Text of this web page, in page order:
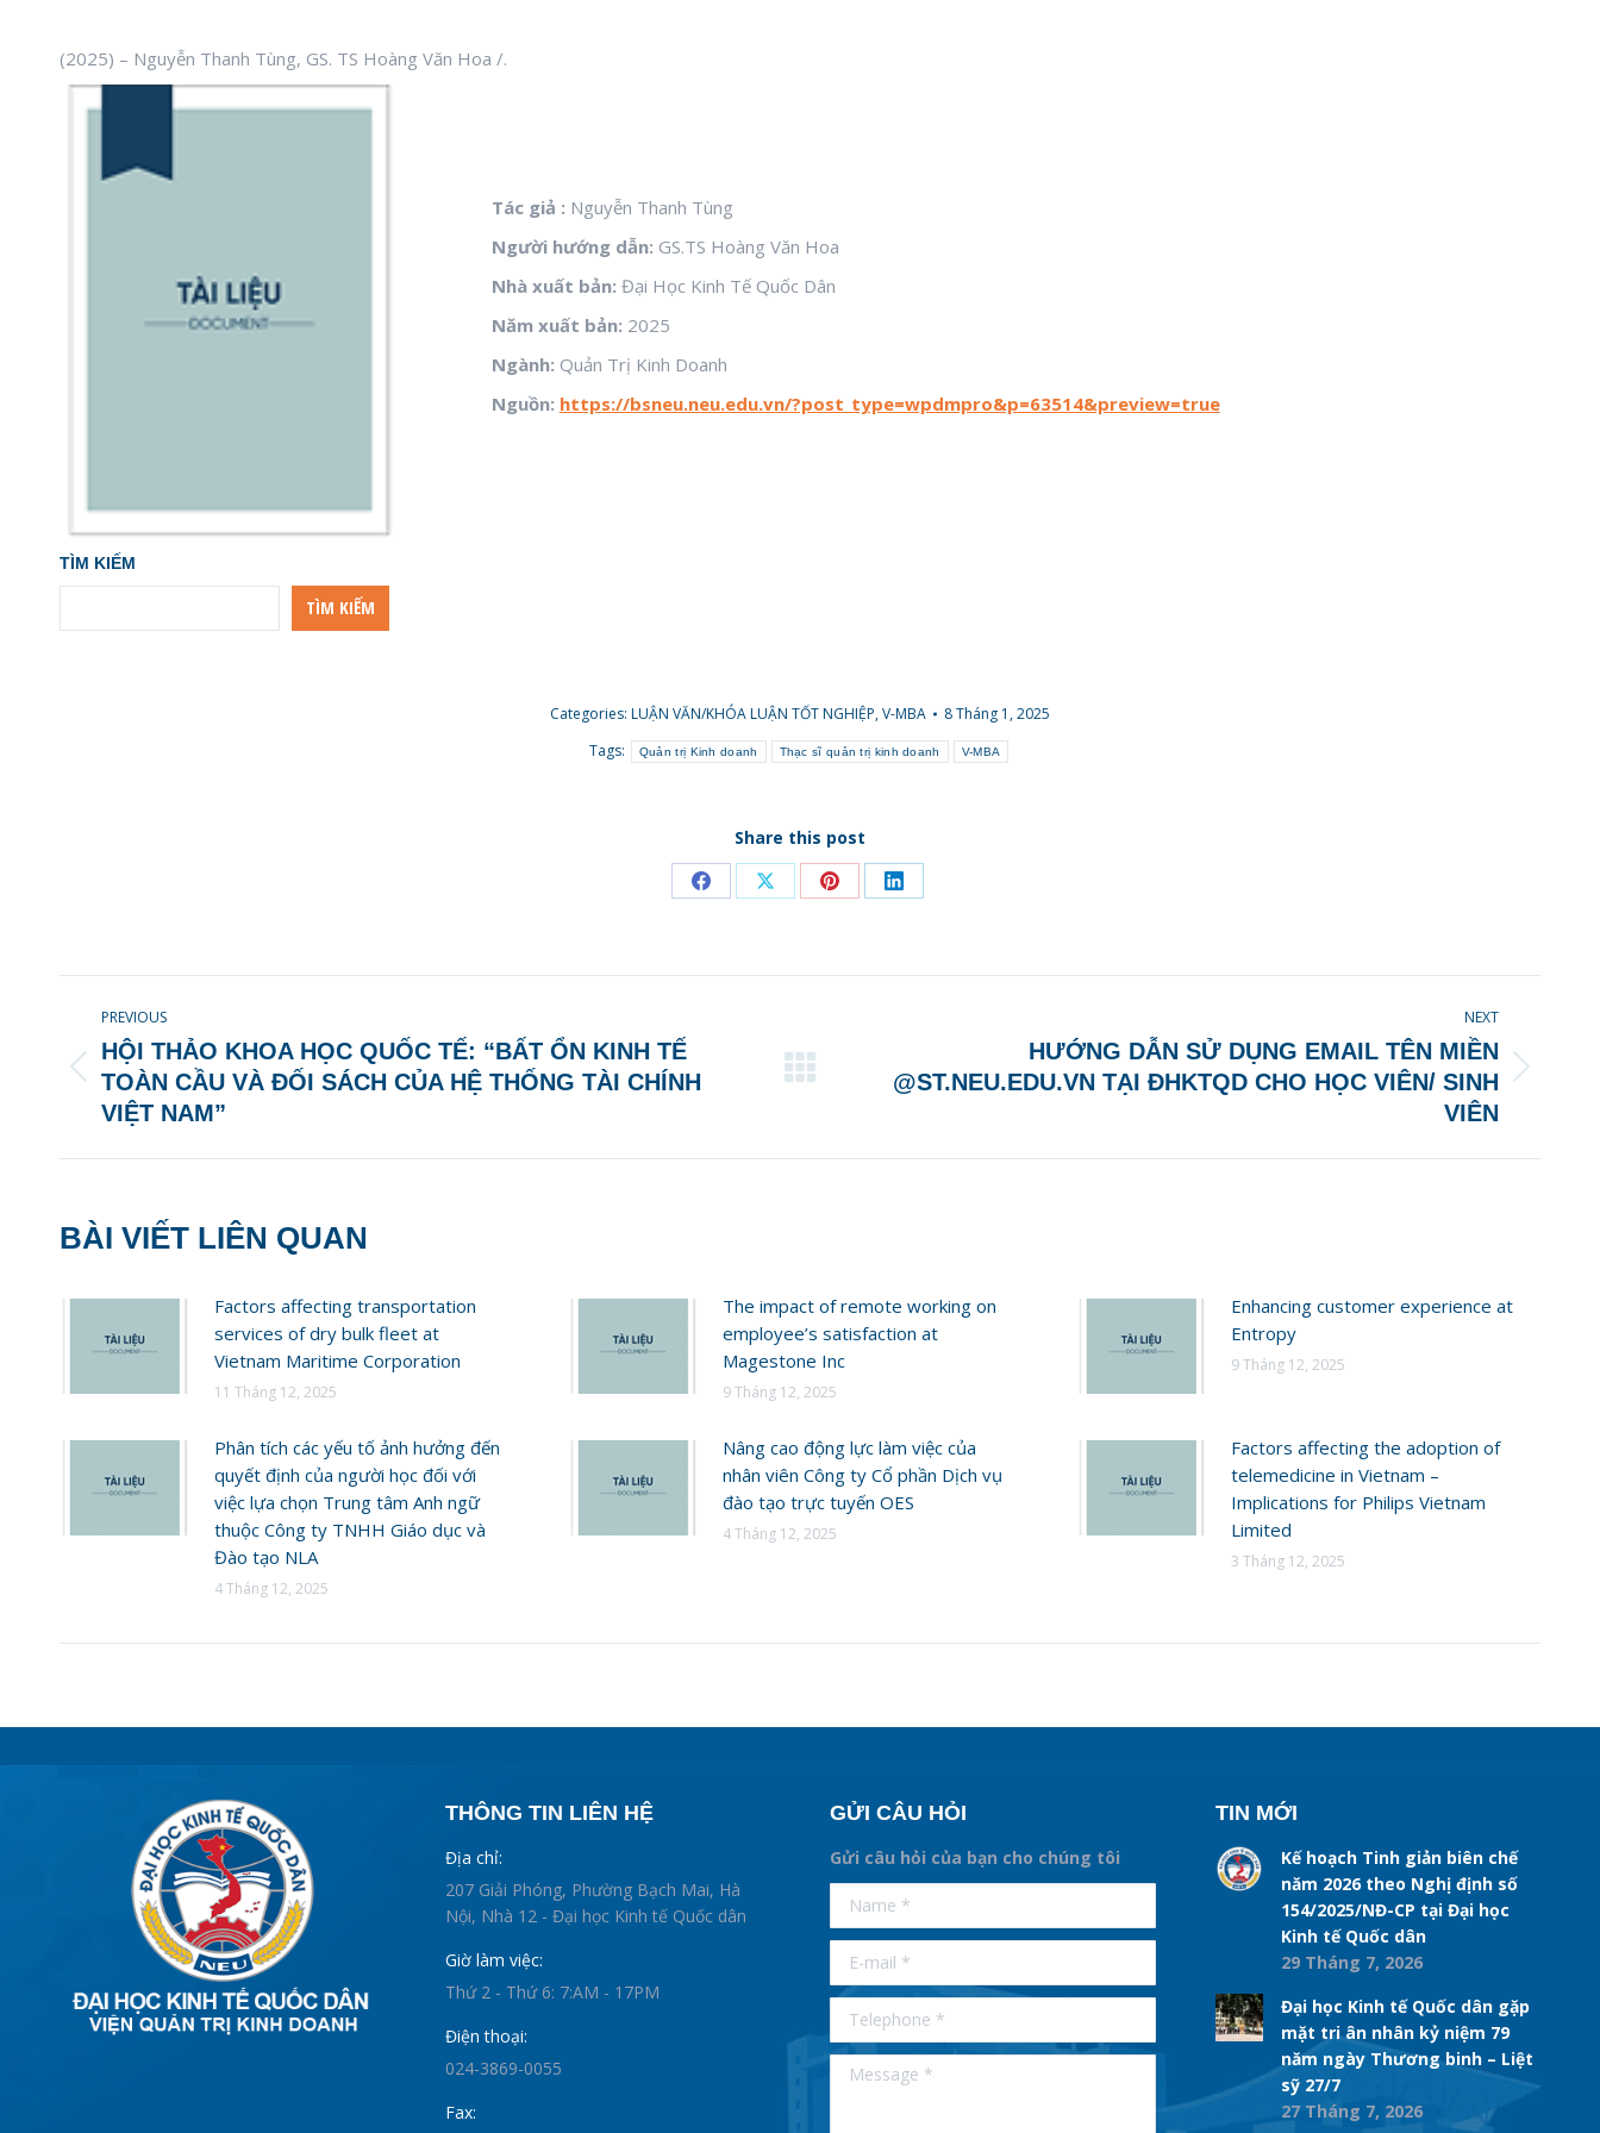
(2025) – Nguyễn Thanh Tùng, GS. TS Hoàng Văn Hoa /.
Tác giả : Nguyễn Thanh Tùng
Người hướng dẫn: GS.TS Hoàng Văn Hoa
Nhà xuất bản: Đại Học Kinh Tế Quốc Dân
Năm xuất bản: 2025
Ngành: Quản Trị Kinh Doanh
Nguồn: https://bsneu.neu.edu.vn/?post_type=wpdmpro&p=63514&preview=true
TÌM KIẾM
TÌM KIẾM
Categories: LUẬN VĂN/KHÓA LUẬN TỐT NGHIỆP,V-MBA
8 Tháng 1, 2025
Tags:
Quản trị Kinh doanh Thạc sĩ quản trị kinh doanh V-MBA
Share this post
Share
Facebook
Share
X
Share
Pinterest
Share
LinkedIn
NAVIGATION
PREVIOUS
Previous
post:
HỘI THẢO KHOA HỌC QUỐC TẾ: “BẤT ỔN KINH TẾ
TOÀN CẦU VÀ ĐỐI SÁCH CỦA HỆ THỐNG TÀI CHÍNH
VIỆT NAM”
NEXT
HƯỚNG DẪN SỬ DỤNG EMAIL TÊN MIỀN
@ST.NEU.EDU.VN TẠI ĐHKTQD CHO HỌC VIÊN/ SINH
VIÊN
BÀI VIẾT LIÊN QUAN
Factors affecting transportation
services of dry bulk fleet at
Vietnam Maritime Corporation
11 Tháng 12, 2025
The impact of remote working on
employee’s satisfaction at
Magestone Inc
9 Tháng 12, 2025
Enhancing customer experience at
Entropy
9 Tháng 12, 2025
Phân tích các yếu tố ảnh hưởng đến
quyết định của người học đối với
việc lựa chọn Trung tâm Anh ngữ
thuộc Công ty TNHH Giáo dục và
Đào tạo NLA
4 Tháng 12, 2025
Nâng cao động lực làm việc của
nhân viên Công ty Cổ phần Dịch vụ
đào tạo trực tuyến OES
4 Tháng 12, 2025
Factors affecting the adoption of
telemedicine in Vietnam –
Implications for Philips Vietnam
Limited
3 Tháng 12, 2025
THÔNG TIN LIÊN HỆ
Địa chỉ:
207 Giải Phóng, Phường Bạch Mai, Hà
Nội, Nhà 12 - Đại học Kinh tế Quốc dân
Giờ làm việc:
Thứ 2 - Thứ 6: 7:AM - 17PM
Điện thoại:
024-3869-0055
Fax:
GỬI CÂU HỎI
Gửi câu hỏi của bạn cho chúng tôi
supertotobet
betist
Name *
E-mail *
Telephone *
Message *
TIN MỚI
Kế hoạch Tinh giản biên chế
năm 2026 theo Nghị định số
154/2025/NĐ-CP tại Đại học
Kinh tế Quốc dân
29 Tháng 7, 2026
Đại học Kinh tế Quốc dân gặp
mặt tri ân nhân kỷ niệm 79
năm ngày Thương binh – Liệt
sỹ 27/7
27 Tháng 7, 2026